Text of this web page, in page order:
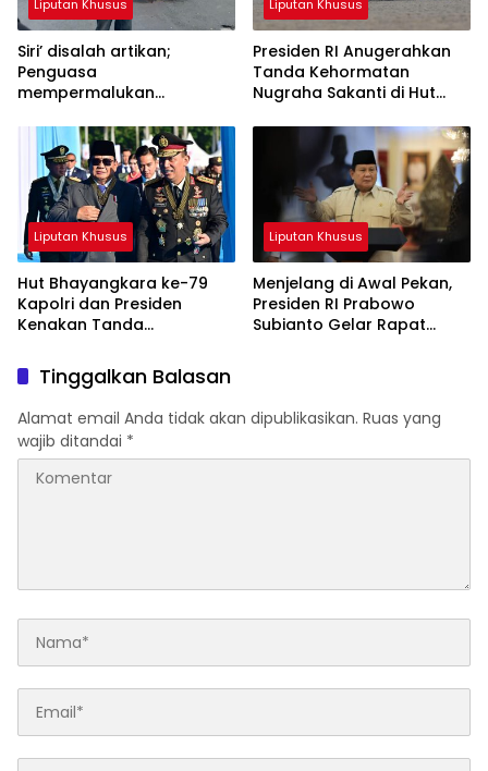
Liputan Khusus
Siri’ disalah artikan;
Penguasa
mempermalukan
gowa
Liputan Khusus
Presiden RI Anugerahkan
Tanda Kehormatan
Nugraha Sakanti di Hut
Liputan Khusus
Hut Bhayangkara ke-79
Kapolri dan Presiden
Kenakan Tanda
Bhayangkara Utama Saat
Pimpin Upacara
Liputan Khusus
Menjelang di Awal Pekan,
Presiden RI Prabowo
Subianto Gelar Rapat
Tinggalkan Balasan
Alamat email Anda tidak akan dipublikasikan. Ruas yang
wajib ditandai *